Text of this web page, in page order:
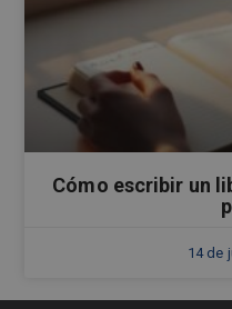
Cómo escribir un
14 de